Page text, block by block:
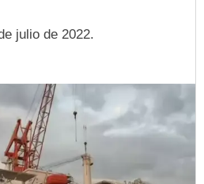
julio de 2022.